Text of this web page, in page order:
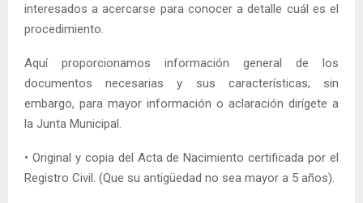
interesados a acercarse para conocer a detalle cuál es el
procedimiento.
Aquí proporcionamos información general de los
documentos necesarias y sus características; sin
embargo, para mayor información o aclaración dirígete a
la Junta Municipal.
• Original y copia del Acta de Nacimiento certificada por el
Registro Civil. (Que su antigüedad no sea mayor a 5 años).